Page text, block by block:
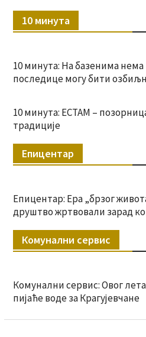
10 минута
10 минута: На базенима
последице могу бити
10 минута: ЕСТАМ –
традиције
Епицентар
Епицентар: Ера „брзог
друштво жртвовали зарад
Комунални сервис
Комунални сервис: Овог
пијаће воде за Крагујевчане